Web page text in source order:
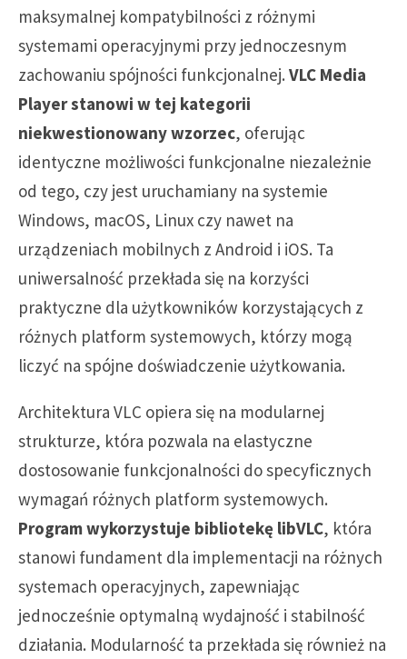
maksymalnej kompatybilności z różnymi
systemami operacyjnymi przy jednoczesnym
zachowaniu spójności funkcjonalnej. VLC Media
Player stanowi w tej kategorii
niekwestionowany wzorzec, oferując
identyczne możliwości funkcjonalne niezależnie
od tego, czy jest uruchamiany na systemie
Windows, macOS, Linux czy nawet na
urządzeniach mobilnych z Android i iOS. Ta
uniwersalność przekłada się na korzyści
praktyczne dla użytkowników korzystających z
różnych platform systemowych, którzy mogą
liczyć na spójne doświadczenie użytkowania.
Architektura VLC opiera się na modularnej
strukturze, która pozwala na elastyczne
dostosowanie funkcjonalności do specyficznych
wymagań różnych platform systemowych.
Program wykorzystuje bibliotekę libVLC, która
stanowi fundament dla implementacji na różnych
systemach operacyjnych, zapewniając
jednocześnie optymalną wydajność i stabilność
działania. Modularność ta przekłada się również na